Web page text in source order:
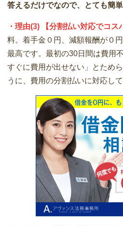
答えるだけでなので、とても簡単
・理由(3) 【分割払い対応でコス
料。着手金０円、減額報酬が０
最高です。最初の30日間は費用
すぐに費用が出せない」とため
うに、費用の分割払いに対応して